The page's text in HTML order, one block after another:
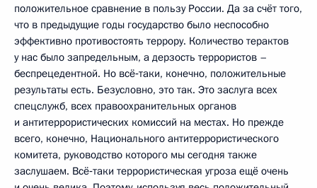
положительное сравнение в пользу России. Да за счёт того,
что в предыдущие годы государство было неспособно
эффективно противостоять террору. Количество терактов
у нас было запредельным, а дерзость террористов –
беспрецедентной. Но всё‑таки, конечно, положительные
результаты есть. Безусловно, это так. Это заслуга всех
спецслужб, всех правоохранительных органов
и антитеррористических комиссий на местах. Но прежде
всего, конечно, Национального антитеррористического
комитета, руководство которого мы сегодня также
заслушаем. Всё‑таки террористическая угроза ещё очень